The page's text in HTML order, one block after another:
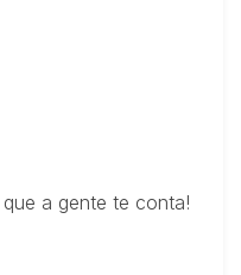
a gente te conta!